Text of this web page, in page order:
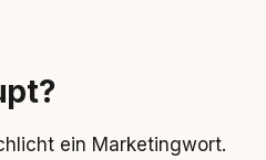
ein Marketingwort.